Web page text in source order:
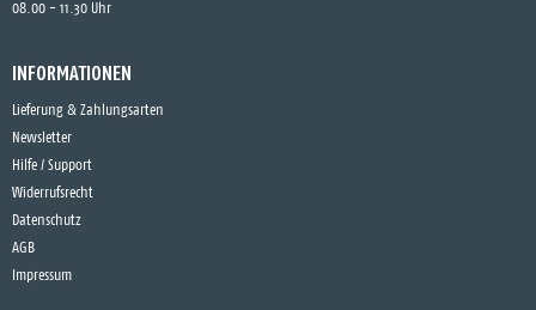
08.00 - 11.30 Uhr
INFORMATIONEN
Lieferung & Zahlungsarten
Newsletter
Hilfe / Support
Widerrufsrecht
Datenschutz
AGB
Impressum